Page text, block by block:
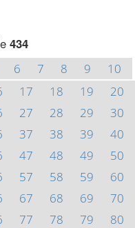
434
6 7 8 9
10
17 18 19
20
27 28 29
30
37 38 39
40
47 48 49
50
57 58 59
60
67 68 69
70
77 78 79
80